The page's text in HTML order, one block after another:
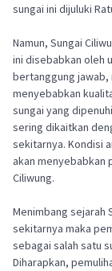
sungai ini dijuluki
Namun, Sungai
ini disebabkan oleh
bertanggung jawab,
menyebabkan
sungai yang
sering dikaitkan
sekitarnya. Kondisi
akan menyebabkan
Ciliwung.
Menimbang sejarah
sekitarnya maka
sebagai salah satu
Diharapkan,